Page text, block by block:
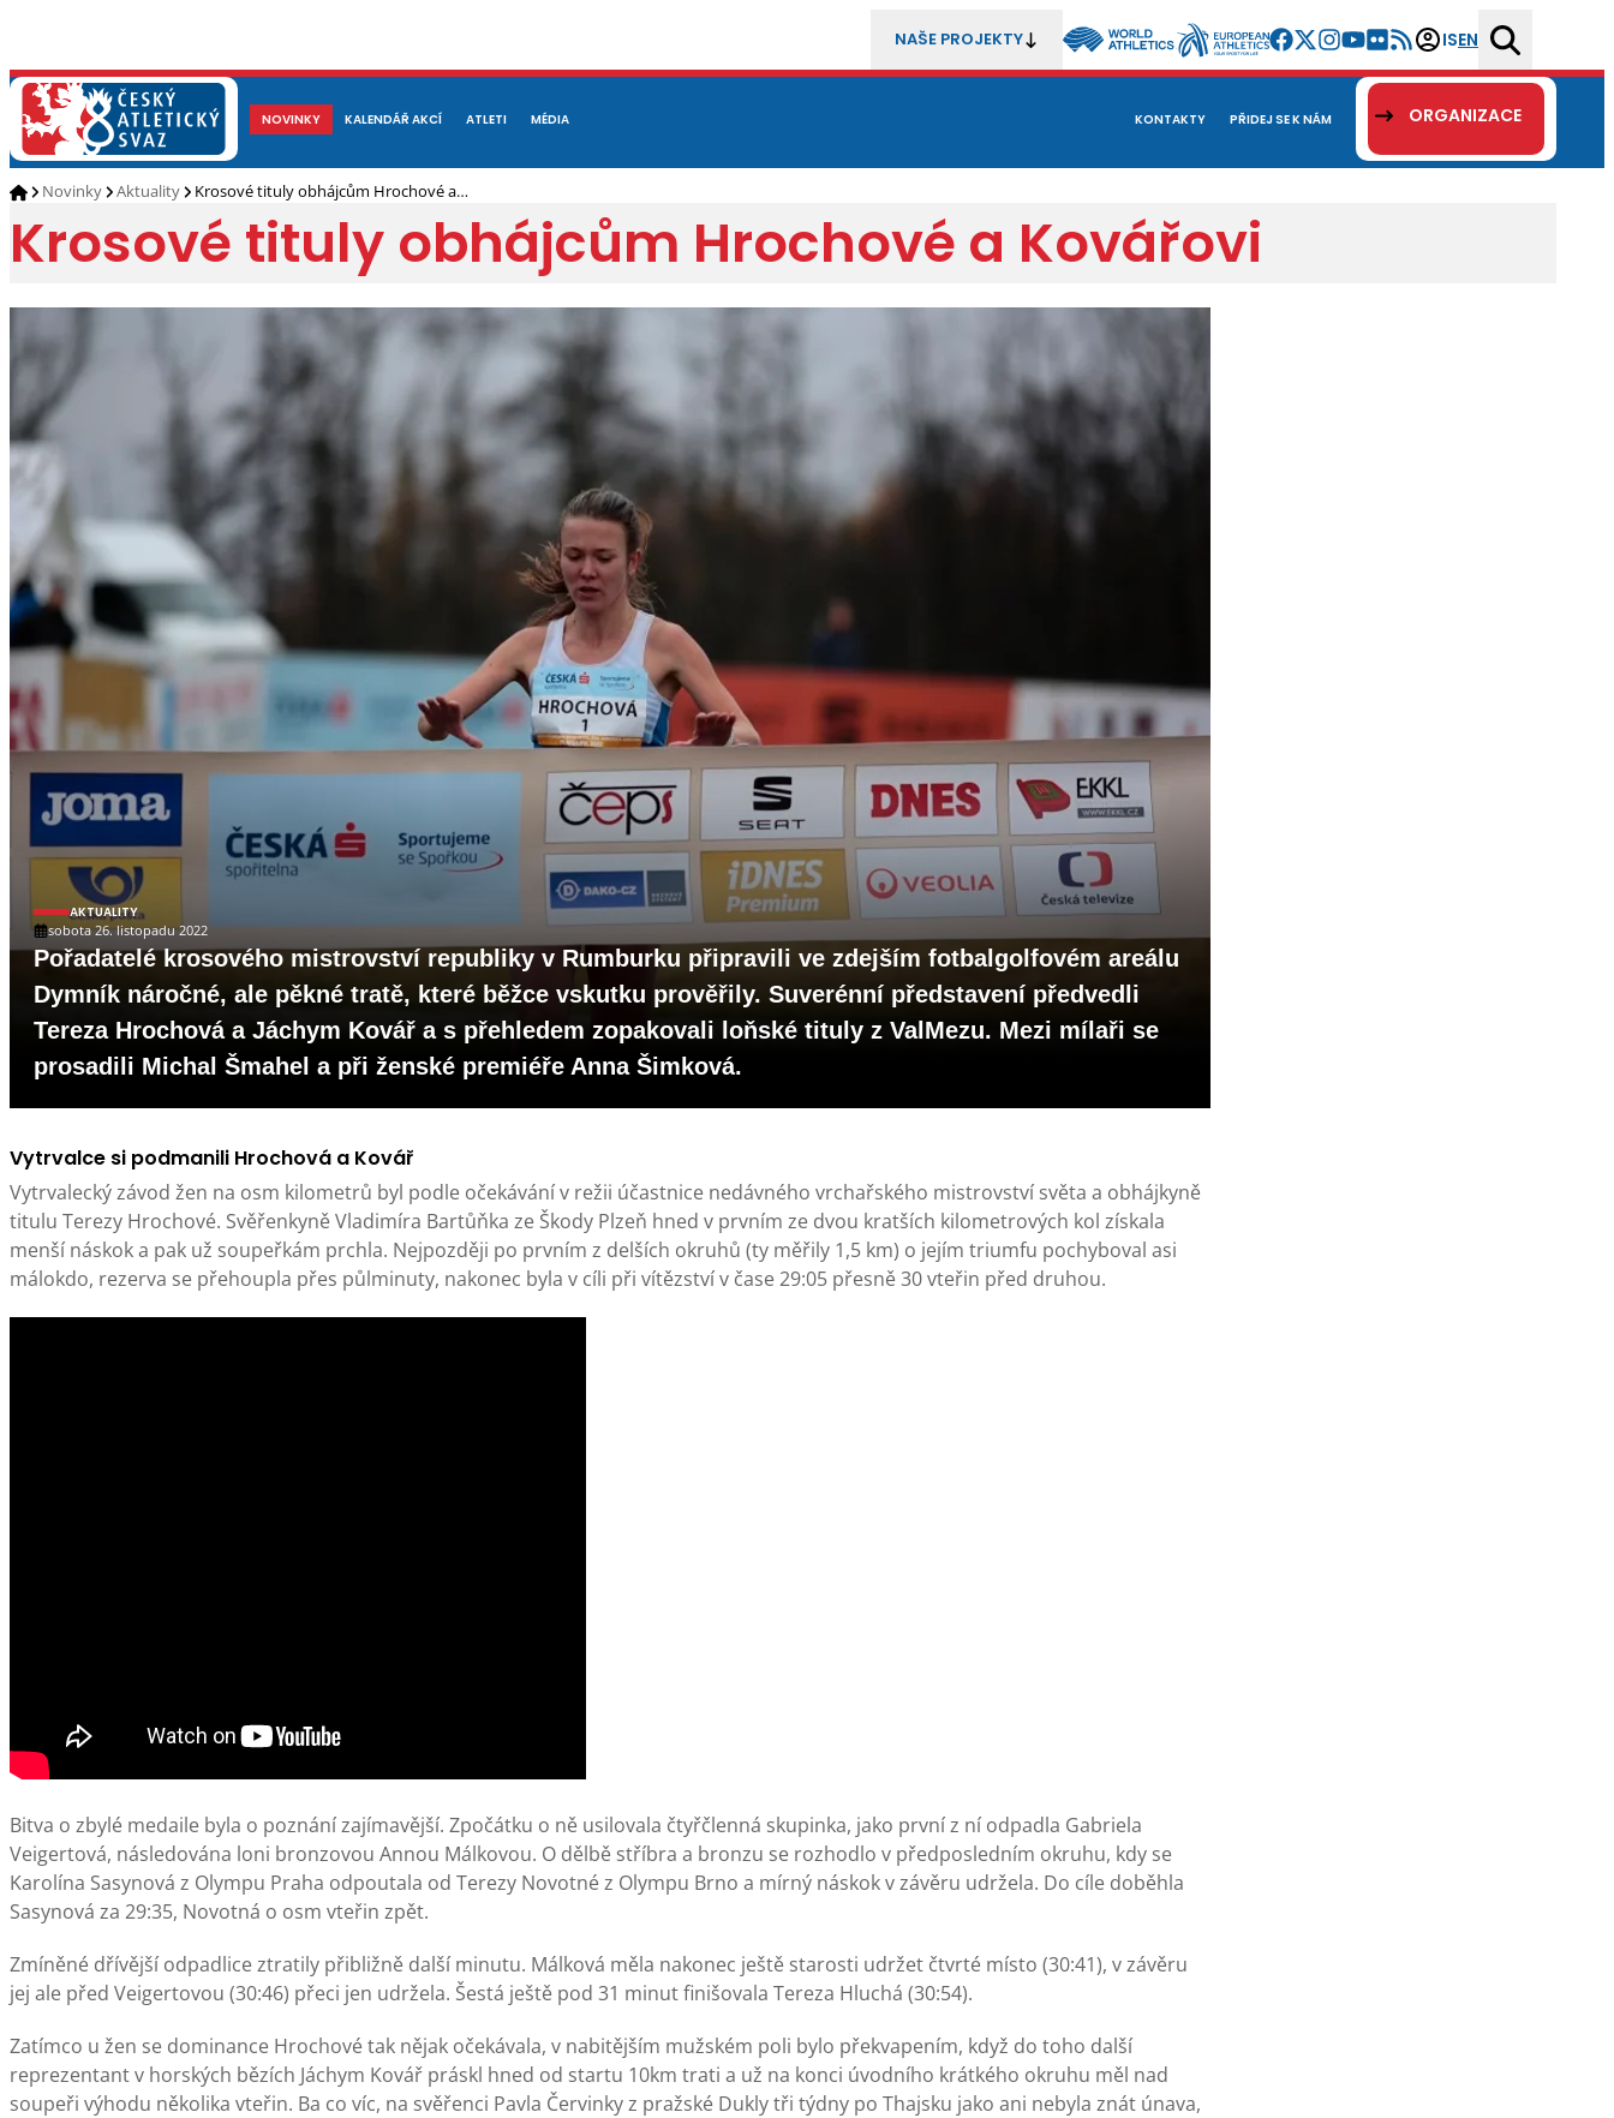
NAŠE PROJEKTY ISEN
NOVINKY KALENDÁŘ AKCÍ ATLETI MÉDIA
O NÁS ČLENOVÉ DOKUMENTY REPREZENTACE KONTAKTY PŘIDEJ SE K NÁM ORGANIZACE
Novinky Aktuality Krosové tituly obhájcům Hrochové a…
Krosové tituly obhájcům Hrochové a Kovářovi
AKTUALITY
sobota 26. listopadu 2022
Pořadatelé krosového mistrovství republiky v Rumburku připravili ve zdejším fotbalgolfovém areálu
Dymník náročné, ale pěkné tratě, které běžce vskutku prověřily. Suverénní představení předvedli
Tereza Hrochová a Jáchym Kovář a s přehledem zopakovali loňské tituly z ValMezu. Mezi mílaři se
prosadili Michal Šmahel a při ženské premiéře Anna Šimková.
Vytrvalce si podmanili Hrochová a Kovář
Vytrvalecký závod žen na osm kilometrů byl podle očekávání v režii účastnice nedávného vrchařského mistrovství světa a obhájkyně
titulu Terezy Hrochové. Svěřenkyně Vladimíra Bartůňka ze Škody Plzeň hned v prvním ze dvou kratších kilometrových kol získala
menší náskok a pak už soupeřkám prchla. Nejpozději po prvním z delších okruhů (ty měřily 1,5 km) o jejím triumfu pochyboval asi
málokdo, rezerva se přehoupla přes půlminuty, nakonec byla v cíli při vítězství v čase 29:05 přesně 30 vteřin před druhou.
Bitva o zbylé medaile byla o poznání zajímavější. Zpočátku o ně usilovala čtyřčlenná skupinka, jako první z ní odpadla Gabriela
Veigertová, následována loni bronzovou Annou Málkovou. O dělbě stříbra a bronzu se rozhodlo v předposledním okruhu, kdy se
Karolína Sasynová z Olympu Praha odpoutala od Terezy Novotné z Olympu Brno a mírný náskok v závěru udržela. Do cíle doběhla
Sasynová za 29:35, Novotná o osm vteřin zpět.
Zmíněné dřívější odpadlice ztratily přibližně další minutu. Málková měla nakonec ještě starosti udržet čtvrté místo (30:41), v závěru
jej ale před Veigertovou (30:46) přeci jen udržela. Šestá ještě pod 31 minut finišovala Tereza Hluchá (30:54).
Zatímco u žen se dominance Hrochové tak nějak očekávala, v nabitějším mužském poli bylo překvapením, když do toho další
reprezentant v horských bězích Jáchym Kovář práskl hned od startu 10km trati a už na konci úvodního krátkého okruhu měl nad
soupeři výhodu několika vteřin. Ba co víc, na svěřenci Pavla Červinky z pražské Dukly tři týdny po Thajsku jako ani nebyla znát únava,